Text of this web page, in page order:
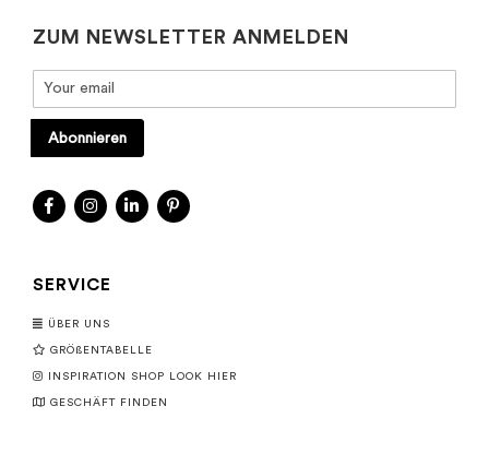
ZUM NEWSLETTER ANMELDEN
Abonnieren
SERVICE
ÜBER UNS
GRÖßENTABELLE
INSPIRATION SHOP LOOK HIER
GESCHÄFT FINDEN